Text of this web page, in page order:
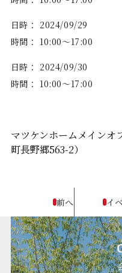
日時： 2024/09/29
時間： 10:00～17:00
日時： 2024/09/30
時間： 10:00～17:00
マツケンホームメインオ
町長野郷563-2）
前へ イ